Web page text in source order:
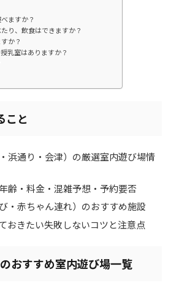
ますか？
り、飲食はできますか？
か？
乳室はありますか？
こと
浜通り・会津）の厳選室内遊び場情
齢・料金・混雑予想・予約要否
・赤ちゃん連れ）のおすすめ施設
おきたい失敗しないコツと注意点
おすすめ室内遊び場一覧